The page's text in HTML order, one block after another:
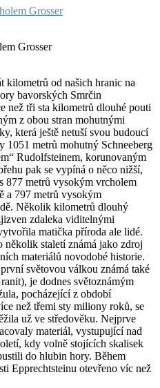
Grosser
kilometrů od našich hranic na
bavorských Smrčin
než tři sta kilometrů dlouhé pouti
z obou stran mohutnými
která ještě netuší svou budoucí
1051 metrů mohutný Schneeberg
Rudolfsteinem, korunovaným
pak se vypíná o něco nižší,
877 metrů vysokým vrcholem
a 797 metrů vysokým
Několik kilometrů dlouhý
zdaleka viditelnými
matička příroda ale lidé.
několik staletí známá jako zdroj
materiálů novodobé historie.
světovou válkou známá také
je dodnes světoznámým
pocházející z období
než třemi sty miliony roků, se
už ve středověku. Nejprve
materiál, vystupující nad
kdy volně stojících skalisek
do hlubin hory. Během
Epprechtsteinu otevřeno víc než